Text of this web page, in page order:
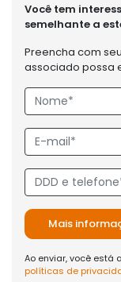
Você tem
semelhante a
Preencha com
associado possa
Mais
Ao enviar, você está
políticas de